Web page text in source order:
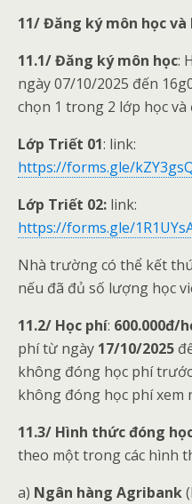
11/ Đăng ký môn học và
11.1/ Đăng ký môn học:
ngày 07/10/2025 đến
chọn 1 trong 2 lớp học và
Lớp Triết 01: link:
https://forms.gle/
Lớp Triết 02: link:
https://forms.gle/
Nhà trường có thể kết
nếu đã đủ số lượng học
11.2/ Học phí: 600.000đ/
phí từ ngày 17/10/2025
không đóng học phí
không đóng học phí xem
11.3/ Hình thức đóng
theo một trong các hình
a) Ngân hàng Agribank